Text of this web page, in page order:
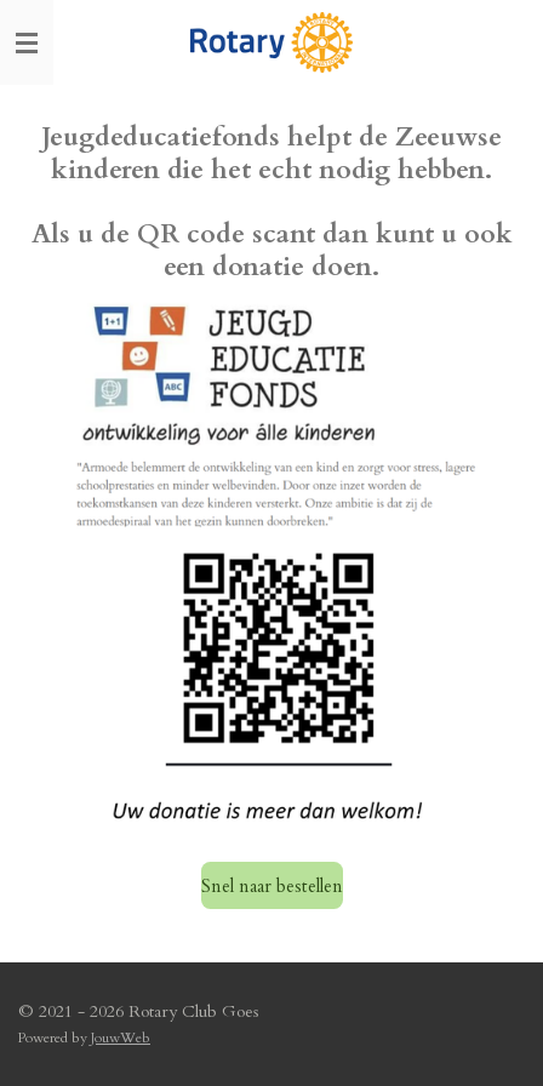
direct
hoofdinhoud
Jeugdeducatiefonds helpt de Zeeuwse
kinderen die het echt nodig hebben.
Als u de QR code scant dan kunt u ook
een donatie doen.
Snel naar bestellen
© 2021 - 2026 Rotary Club Goes
Powered byJouwWeb